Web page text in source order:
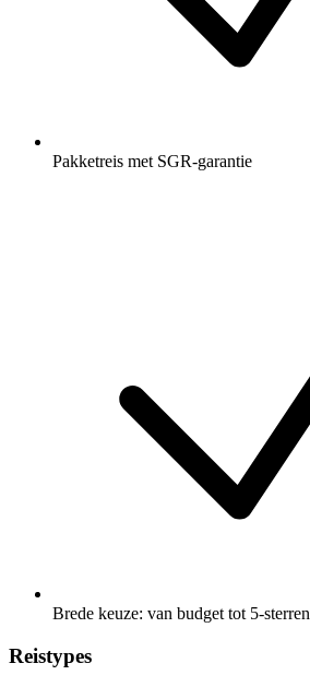
Pakketreis met SGR-garantie
Brede keuze: van budget tot 5-sterren
Reistypes